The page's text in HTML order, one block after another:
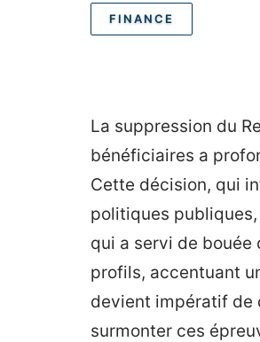
FINANCE
La suppression du
bénéficiaires a
Cette décision, qui
politiques publiques,
qui a servi de bouée
profils, accentuant
devient impératif de
surmonter ces